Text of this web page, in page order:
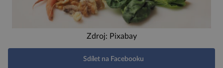
Zdroj: Pixabay
Sdílet na Facebooku